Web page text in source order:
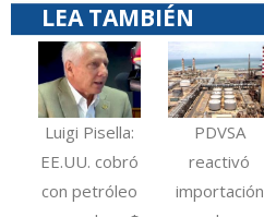
LEA TAMBIÉN
Luigi Pisella:
EE.UU. cobró
con petróleo
PDVSA
reactivó
importación